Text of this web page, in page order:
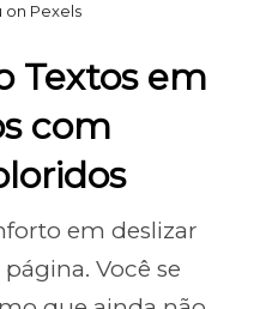
on Pexels
Textos em
com
em deslizar
Você se